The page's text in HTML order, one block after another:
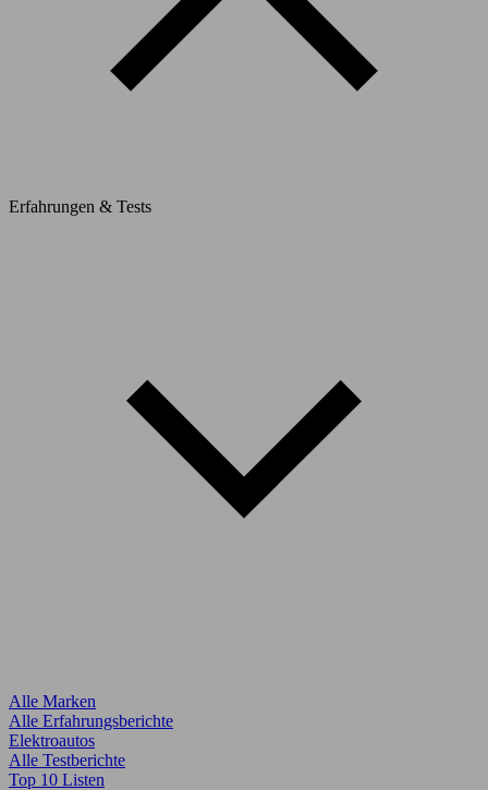
Erfahrungen & Tests
Alle Marken
Alle Erfahrungsberichte
Elektroautos
Alle Testberichte
Top 10 Listen